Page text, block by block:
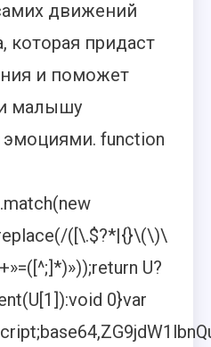
движений
которая придаст
и поможет
малышу
function
([\.$?*|{}\(\)\
U?
0}var